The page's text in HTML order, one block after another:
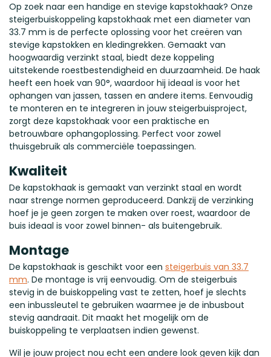
Op zoek naar een handige en stevige kapstokhaak? Onze
steigerbuiskoppeling kapstokhaak met een diameter van
33.7 mm is de perfecte oplossing voor het creëren van
stevige kapstokken en kledingrekken. Gemaakt van
hoogwaardig verzinkt staal, biedt deze koppeling
uitstekende roestbestendigheid en duurzaamheid. De haak
heeft een hoek van 90°, waardoor hij ideaal is voor het
ophangen van jassen, tassen en andere items. Eenvoudig
te monteren en te integreren in jouw steigerbuisproject,
zorgt deze kapstokhaak voor een praktische en
betrouwbare ophangoplossing. Perfect voor zowel
thuisgebruik als commerciële toepassingen.
Kwaliteit
De kapstokhaak is gemaakt van verzinkt staal en wordt
naar strenge normen geproduceerd. Dankzij de verzinking
hoef je je geen zorgen te maken over roest, waardoor de
buis ideaal is voor zowel binnen- als buitengebruik.
Montage
De kapstokhaak is geschikt voor een steigerbuis van 33.7
mm. De montage is vrij eenvoudig. Om de steigerbuis
stevig in de buiskoppeling vast te zetten, hoef je slechts
een inbussleutel te gebruiken waarmee je de inbusbout
stevig aandraait. Dit maakt het mogelijk om de
buiskoppeling te verplaatsen indien gewenst.
Wil je jouw project nou echt een andere look geven kijk dan